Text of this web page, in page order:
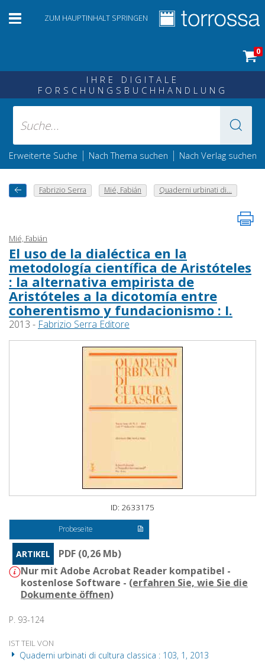
ZUM HAUPTINHALT SPRINGEN
0
IHRE DIGITALE
FORSCHUNGSBUCHHANDLUNG
Erweiterte Suche | Nach Thema suchen | Nach Verlag suchen
Fabrizio Serra Mié, Fabián Quaderni urbinati di...
Mié, Fabián
El uso de la dialéctica en la
metodología científica de Aristóteles
: la alternativa empirista de
Aristóteles a la dicotomía entre
coherentismo y fundacionismo : I.
2013 - Fabrizio Serra Editore
ID: 2633175
Probeseite
ARTIKEL
PDF (0,26 Mb)
Nur mit Adobe Acrobat Reader kompatibel -
kostenlose Software - (erfahren Sie, wie Sie die
Dokumente öffnen)
P. 93-124
IST TEIL VON
Quaderni urbinati di cultura classica : 103, 1, 2013